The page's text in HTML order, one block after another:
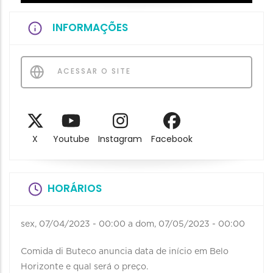
INFORMAÇÕES
ACESSAR O SITE
X Youtube Instagram Facebook
HORÁRIOS
sex, 07/04/2023 - 00:00 a dom, 07/05/2023 - 00:00
Comida di Buteco anuncia data de início em Belo
Horizonte e qual será o preço.